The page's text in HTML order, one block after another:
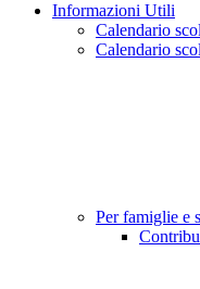
Informazioni Utili
Calendario
Calendario
Per famiglie e